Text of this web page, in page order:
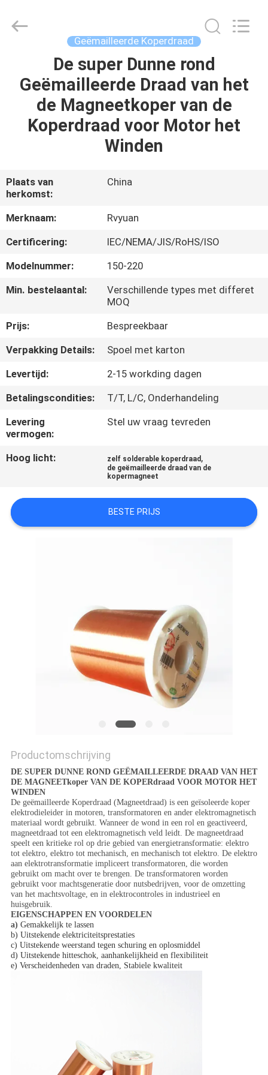
PRODUCTEN
VIDEOS
ONGEVEER
ONS
FABRIEKSREIS
KWALITEITSCONTROLE
ONS
NIEUWS
OM EEN
CITAAT
PRIVACY
Material
Co,.Ltd.
Geëmailleerde Koperdraad
De super Dunne rond
Geëmailleerde Draad van het
de Magneetkoper van de
Koperdraad voor Motor het
Winden
Plaats van
herkomst:
China
Merknaam:
Rvyuan
Certificering:
IEC/NEMA/JIS/RoHS/ISO
Modelnummer:
150-220
Min. bestelaantal:
Verschillende types met differet
MOQ
Prijs:
Bespreekbaar
Verpakking Details:
Spoel met karton
Levertijd:
2-15 workding dagen
Betalingscondities:
T/T, L/C, Onderhandeling
Levering
vermogen:
Stel uw vraag tevreden
Hoog licht: zelf solderable koperdraad ,
de geëmailleerde draad van de
kopermagneet
BESTE PRIJS
Productomschrijving
DE SUPER DUNNE ROND GEËMAILLEERDE DRAAD VAN HET
DE MAGNEETkoper VAN DE KOPERdraad VOOR MOTOR HET
WINDEN
De geëmailleerde Koperdraad (Magneetdraad) is een geïsoleerde koper
elektrodieleider in motoren, transformatoren en ander elektromagnetisch
materiaal wordt gebruikt. Wanneer de wond in een rol en geactiveerd,
magneetdraad tot een elektromagnetisch veld leidt. De magneetdraad
speelt een kritieke rol op drie gebied van energietransformatie: elektro
tot elektro, elektro tot mechanisch, en mechanisch tot elektro. De elektro
aan elektrotransformatie impliceert transformatoren, die worden
gebruikt om macht over te brengen. De transformatoren worden
gebruikt voor machtsgeneratie door nutsbedrijven, voor de omzetting
van het machtsvoltage, en in elektrocontroles in industrieel en
huisgebruik.
EIGENSCHAPPEN EN VOORDELEN
a) Gemakkelijk te lassen
b) Uitstekende elektriciteitsprestaties
c) Uitstekende weerstand tegen schuring en oplosmiddel
d) Uitstekende hitteschok, aanhankelijkheid en flexibiliteit
e) Verscheidenheden van draden, Stabiele kwaliteit